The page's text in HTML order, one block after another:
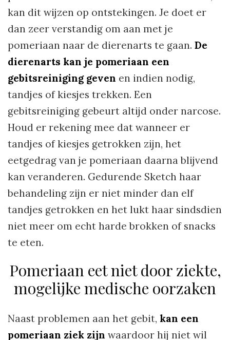
kan dit wijzen op ontstekingen. Je doet er
dan zeer verstandig om aan met je
pomeriaan naar de dierenarts te gaan. De
dierenarts kan je pomeriaan een
gebitsreiniging geven en indien nodig,
tandjes of kiesjes trekken. Een
gebitsreiniging gebeurt altijd onder narcose.
Houd er rekening mee dat wanneer er
tandjes of kiesjes getrokken zijn, het
eetgedrag van je pomeriaan daarna blijvend
kan veranderen. Gedurende Sketch haar
behandeling zijn er niet minder dan elf
tandjes getrokken en het lukt haar sindsdien
niet meer om echt harde brokken of snacks
te eten.
Pomeriaan eet niet door ziekte,
mogelijke medische oorzaken
Naast problemen aan het gebit, kan een
pomeriaan ziek zijn waardoor hij niet wil